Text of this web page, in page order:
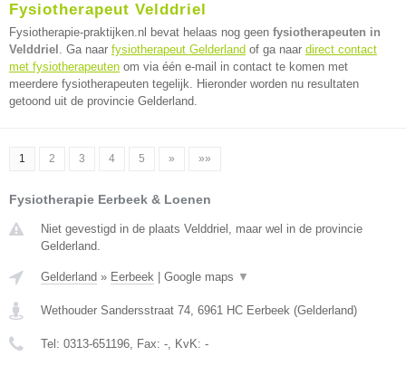
Fysiotherapeut Velddriel
Fysiotherapie-praktijken.nl bevat helaas nog geen fysiotherapeuten in
Velddriel . Ga naar fysiotherapeut Gelderland of ga naar direct contact
met fysiotherapeuten om via één e-mail in contact te komen met
meerdere fysiotherapeuten tegelijk. Hieronder worden nu resultaten
getoond uit de provincie Gelderland.
1 2 3 4 5 » »»
Fysiotherapie Eerbeek & Loenen
Niet gevestigd in de plaats Velddriel, maar wel in de provincie
Gelderland.
Gelderland » Eerbeek Google maps ▼
Wethouder Sandersstraat 74, 6961 HC Eerbeek (Gelderland)
Tel: 0313-651196, Fax: -, KvK: -